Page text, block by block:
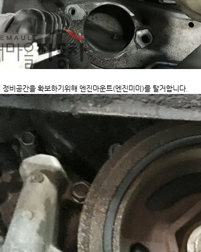
정비공간을 확보하기위해 엔진마운트(엔진미미)를 탈거합니다.